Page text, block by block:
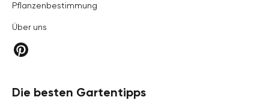
Pflanzenbestimmung
Über uns
Die besten Gartentipps